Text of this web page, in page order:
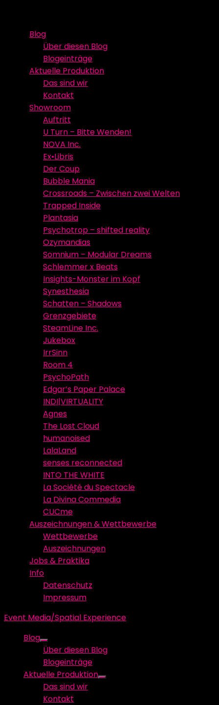
contentBlog
Über diesen Blog
Blogeinträge
Aktuelle Produktion
Das sind wir
Kontakt
Showroom
Auftritt
U Turn – Bitte Wenden!
NOVA Inc.
Ex•Libris
Der Coup
Bubble Mania
Crossroads – Zwischen zwei Welten
Trapped Inside
Plantasia
Psychotrop – shifted reality
Ozymandias
Somnium – Modular Dreams
Schlemmer x Beats
Insights-Monster im Kopf
Synesthesia
Schatten – Shadows
Grenzgebiete
SteamLine Inc.
Jukebox
IrrSinn
Room 4
PsychoPath
Edgar’s Paper Palace
INDI|VIRTUALITY
Agnes
The Lost Cloud
humanoised
LalaLand
senses reconnected
INTO THE WHITE
La Société du Spectacle
La Divina Commedia
CUCme
Auszeichnungen & Wettbewerbe
Wettbewerbe
Auszeichnungen
Jobs & Praktika
Info
Datenschutz
Impressum
Event Media/Spatial Experience
Blog
Show
sub
menu
Über diesen Blog
Blogeinträge
Aktuelle Produktion
Show
Das sind wir
Kontakt